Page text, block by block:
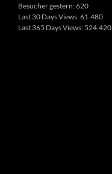
Besucher gestern:620
Last 30 Days Views:61.480
Last 365 Days Views: 524.420